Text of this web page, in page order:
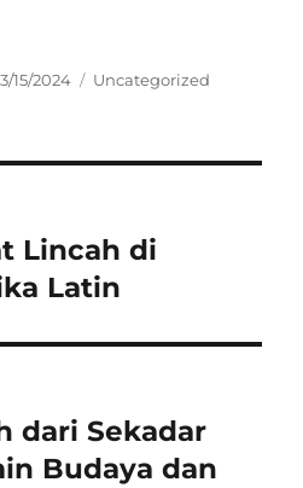
15/2024 Categories
Uncategorized
Lincah di
Latin
dari Sekadar
Budaya dan